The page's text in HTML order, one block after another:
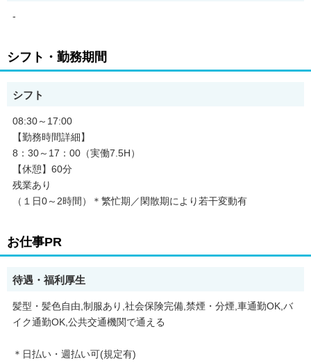
-
シフト・勤務期間
シフト
08:30～17:00
【勤務時間詳細】
8：30～17：00（実働7.5H）
【休憩】60分
残業あり
（１日0～2時間）＊繁忙期／閑散期により若干変動有
お仕事PR
待遇・福利厚生
髪型・髪色自由,制服あり,社会保険完備,禁煙・分煙,車通勤OK,バ
イク通勤OK,公共交通機関で通える
＊日払い・週払い可(規定有)